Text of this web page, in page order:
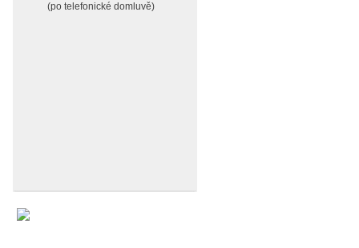
(po telefonické domluvě)